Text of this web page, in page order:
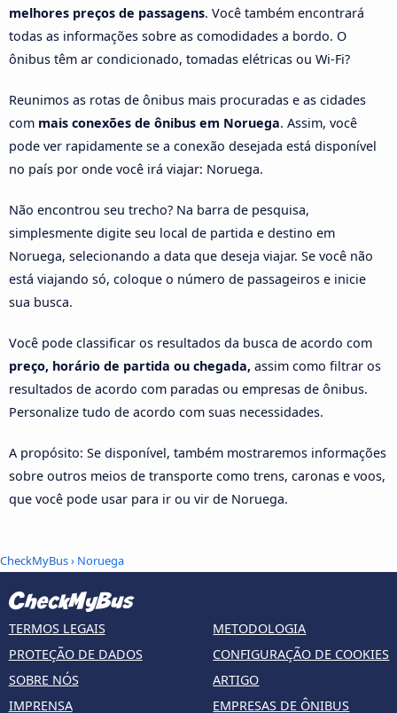
melhores preços de passagens. Você também encontrará
todas as informações sobre as comodidades a bordo. O
ônibus têm ar condicionado, tomadas elétricas ou Wi-Fi?
Reunimos as rotas de ônibus mais procuradas e as cidades
com mais conexões de ônibus em Noruega. Assim, você
pode ver rapidamente se a conexão desejada está disponível
no país por onde você irá viajar: Noruega.
Não encontrou seu trecho? Na barra de pesquisa,
simplesmente digite seu local de partida e destino em
Noruega, selecionando a data que deseja viajar. Se você não
está viajando só, coloque o número de passageiros e inicie
sua busca.
Você pode classificar os resultados da busca de acordo com
preço, horário de partida ou chegada, assim como filtrar os
resultados de acordo com paradas ou empresas de ônibus.
Personalize tudo de acordo com suas necessidades.
A propósito: Se disponível, também mostraremos informações
sobre outros meios de transporte como trens, caronas e voos,
que você pode usar para ir ou vir de Noruega.
CheckMyBus› Noruega
TERMOS LEGAIS
PROTEÇÃO DE DADOS
SOBRE NÓS
IMPRENSA
METODOLOGIA
CONFIGURAÇÃO DE COOKIES
ARTIGO
EMPRESAS DE ÔNIBUS